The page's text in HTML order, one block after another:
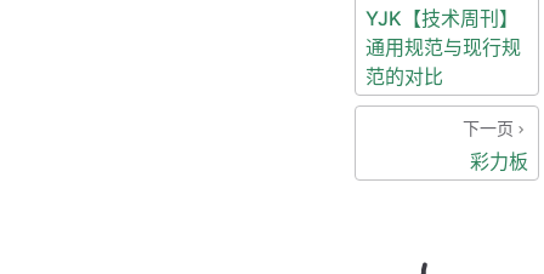
YJK【技术周刊】
通用规范与现行规
范的对比
下一页
彩力板